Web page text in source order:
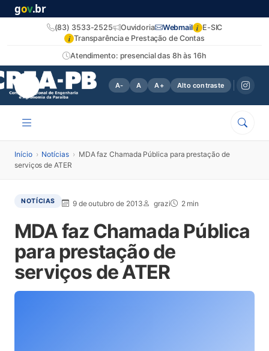
gov.br
Atendimento: presencial das 8h às 16h
(83) 3533-2525 Ouvidoria Webmail i E-SIC
i Transparência e Prestação de Contas
A- A A+ Alto contraste
Início › Notícias › MDA faz Chamada Pública para prestação de
serviços de ATER
NOTÍCIAS 9 de outubro de 2013 grazi 2 min
MDA faz Chamada Pública
para prestação de
serviços de ATER